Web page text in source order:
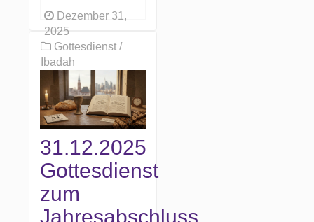
Dezember 31,
2025
Gottesdienst /
Ibadah
31.12.2025
Gottesdienst
zum
Jahresabschluss